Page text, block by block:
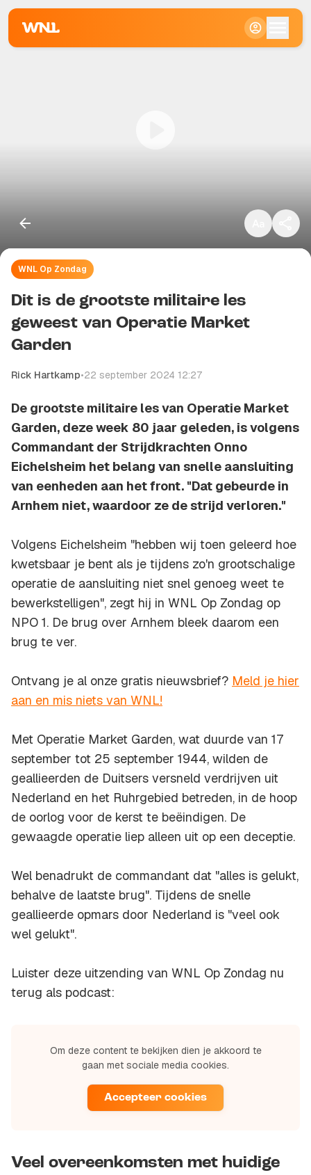
WNL Op Zondag
Dit is de grootste militaire les
geweest van Operatie Market
Garden
Rick Hartkamp•22 september 2024 12:27
De grootste militaire les van Operatie Market
Garden, deze week 80 jaar geleden, is volgens
Commandant der Strijdkrachten Onno
Eichelsheim het belang van snelle aansluiting
van eenheden aan het front. "Dat gebeurde in
Arnhem niet, waardoor ze de strijd verloren."
Volgens Eichelsheim "hebben wij toen geleerd hoe
kwetsbaar je bent als je tijdens zo'n grootschalige
operatie de aansluiting niet snel genoeg weet te
bewerkstelligen", zegt hij in WNL Op Zondag op
NPO 1. De brug over Arnhem bleek daarom een
brug te ver.
Ontvang je al onze gratis nieuwsbrief? Meld je hier
aan en mis niets van WNL!
Met Operatie Market Garden, wat duurde van 17
september tot 25 september 1944, wilden de
geallieerden de Duitsers versneld verdrijven uit
Nederland en het Ruhrgebied betreden, in de hoop
de oorlog voor de kerst te beëindigen. De
gewaagde operatie liep alleen uit op een deceptie.
Wel benadrukt de commandant dat "alles is gelukt,
behalve de laatste brug". Tijdens de snelle
geallieerde opmars door Nederland is "veel ook
wel gelukt".
Luister deze uitzending van WNL Op Zondag nu
terug als podcast:
Om deze content te bekijken dien je akkoord te
gaan met sociale media cookies.
Accepteer cookies
Veel overeenkomsten met huidige